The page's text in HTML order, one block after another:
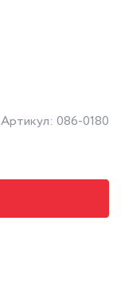
Артикул: 086-0180